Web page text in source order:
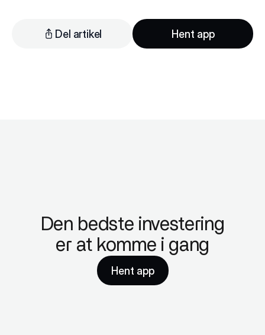
Del artikel Hent app
Den bedste investering
er at komme i gang
Hent app